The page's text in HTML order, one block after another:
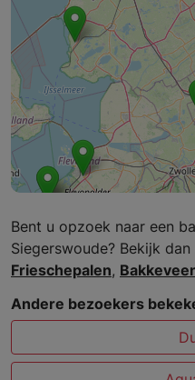
Bent u opzoek naar een
Siegerswoude? Bekijk
Frieschepalen,
Andere bezoekers